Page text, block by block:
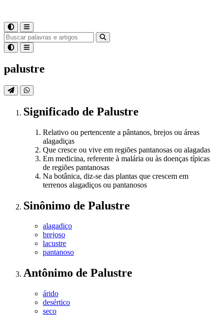
palustre
Significado de Palustre
Relativo ou pertencente a pântanos, brejos ou áreas
alagadiças
Que cresce ou vive em regiões pantanosas ou alagadas
Em medicina, referente à malária ou às doenças típicas
de regiões pantanosas
Na botânica, diz-se das plantas que crescem em
terrenos alagadiços ou pantanosos
Sinônimo de Palustre
alagadiço
brejoso
lacustre
pantanoso
Antônimo de Palustre
árido
desértico
seco